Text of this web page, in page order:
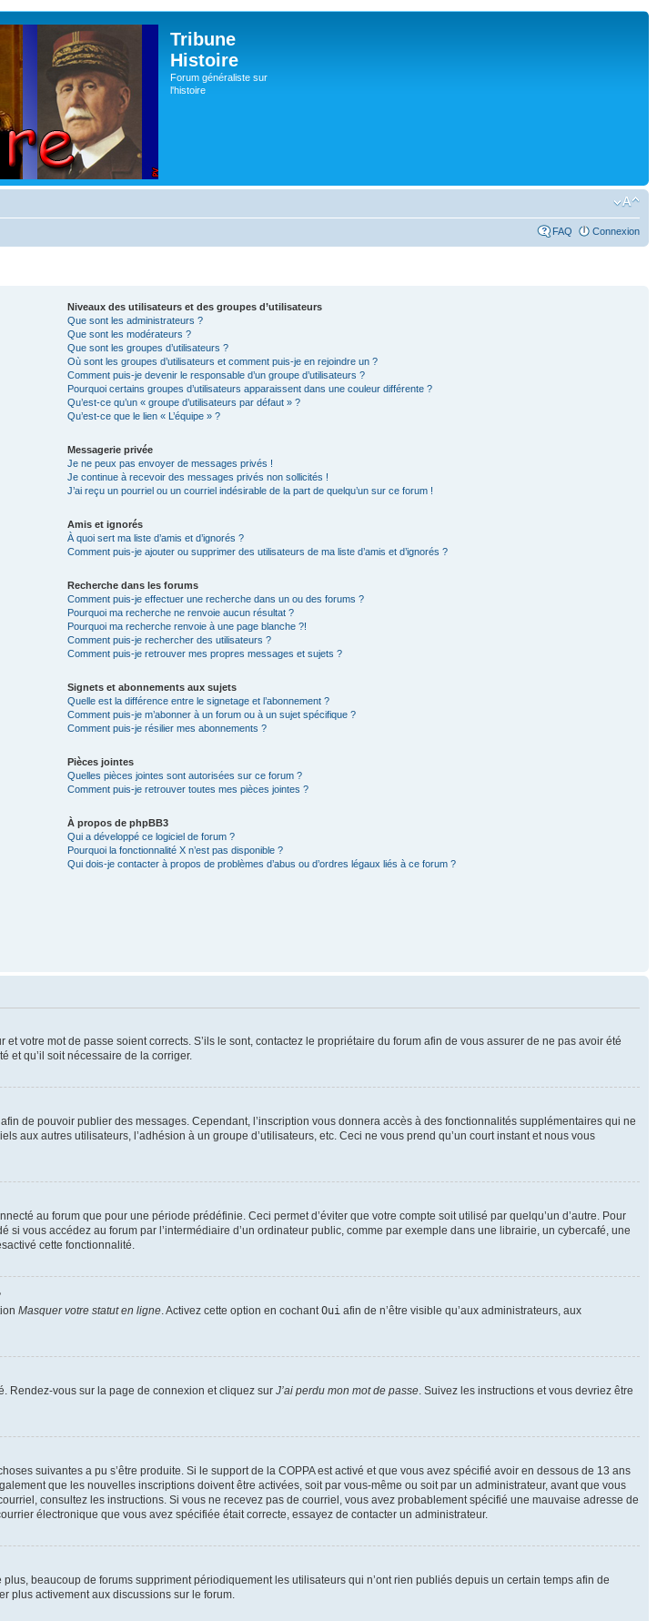
Tribune
Histoire
Forum généraliste sur
l'histoire
FAQ Connexion
Niveaux des utilisateurs et des groupes d’utilisateurs
Que sont les administrateurs ?
Que sont les modérateurs ?
Que sont les groupes d’utilisateurs ?
Où sont les groupes d’utilisateurs et comment puis-je en rejoindre un ?
Comment puis-je devenir le responsable d’un groupe d’utilisateurs ?
Pourquoi certains groupes d’utilisateurs apparaissent dans une couleur différente ?
Qu’est-ce qu’un « groupe d’utilisateurs par défaut » ?
Qu’est-ce que le lien « L’équipe » ?
Messagerie privée
Je ne peux pas envoyer de messages privés !
Je continue à recevoir des messages privés non sollicités !
J’ai reçu un pourriel ou un courriel indésirable de la part de quelqu’un sur ce forum !
Amis et ignorés
À quoi sert ma liste d’amis et d’ignorés ?
Comment puis-je ajouter ou supprimer des utilisateurs de ma liste d’amis et d’ignorés ?
Recherche dans les forums
Comment puis-je effectuer une recherche dans un ou des forums ?
Pourquoi ma recherche ne renvoie aucun résultat ?
Pourquoi ma recherche renvoie à une page blanche ?!
Comment puis-je rechercher des utilisateurs ?
Comment puis-je retrouver mes propres messages et sujets ?
Signets et abonnements aux sujets
Quelle est la différence entre le signetage et l’abonnement ?
Comment puis-je m’abonner à un forum ou à un sujet spécifique ?
Comment puis-je résilier mes abonnements ?
Pièces jointes
Quelles pièces jointes sont autorisées sur ce forum ?
Comment puis-je retrouver toutes mes pièces jointes ?
À propos de phpBB3
Qui a développé ce logiciel de forum ?
Pourquoi la fonctionnalité X n’est pas disponible ?
Qui dois-je contacter à propos de problèmes d’abus ou d’ordres légaux liés à ce forum ?
votre mot de passe soient corrects. S’ils le sont, contactez le propriétaire du forum afin de vous assurer de ne pas avoir été
et qu’il soit nécessaire de la corriger.
de pouvoir publier des messages. Cependant, l’inscription vous donnera accès à des fonctionnalités supplémentaires qui ne
aux autres utilisateurs, l’adhésion à un groupe d’utilisateurs, etc. Ceci ne vous prend qu’un court instant et nous vous
au forum que pour une période prédéfinie. Ceci permet d’éviter que votre compte soit utilisé par quelqu’un d’autre. Pour
vous accédez au forum par l’intermédiaire d’un ordinateur public, comme par exemple dans une librairie, un cybercafé, une
cette fonctionnalité.
Masquer votre statut en ligne. Activez cette option en cochantOui afin de n’être visible qu’aux administrateurs, aux
Rendez-vous sur la page de connexion et cliquez sur J’ai perdu mon mot de passe. Suivez les instructions et vous devriez être
suivantes a pu s’être produite. Si le support de la COPPA est activé et que vous avez spécifié avoir en dessous de 13 ans
que les nouvelles inscriptions doivent être activées, soit par vous-même ou soit par un administrateur, avant que vous
consultez les instructions. Si vous ne recevez pas de courriel, vous avez probablement spécifié une mauvaise adresse de
électronique que vous avez spécifiée était correcte, essayez de contacter un administrateur.
beaucoup de forums suppriment périodiquement les utilisateurs qui n’ont rien publiés depuis un certain temps afin de
plus activement aux discussions sur le forum.